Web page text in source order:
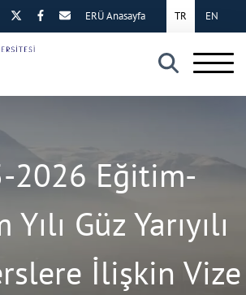
×
TR EN
ERÜ Anasayfa
2026 Eğitim-
Güz Yarıyılı
İlişkin Vize